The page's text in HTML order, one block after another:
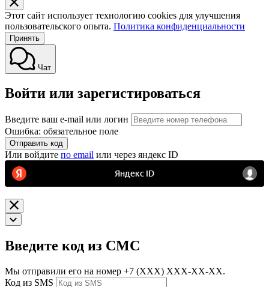
Этот сайт использует технологию cookies для улучшения
пользовательского опыта. Политика конфиденциальности
Принять
Чат
Войти или зарегистироваться
Введите ваш e-mail или логин
Ошибка: обязательное поле
Отправить код
Или войдите по email или через яндекс ID
Введите код из СМС
Мы отправили его на номер +7 (ХХХ) ХХХ-ХХ-ХХ.
Код из SMS